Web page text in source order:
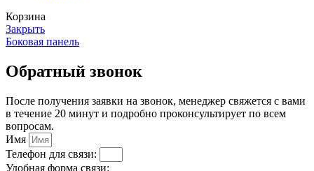
Корзина
Закрыть
Боковая панель
Обратный звонок
После получения заявки на звонок, менеджер свяжется с вами
в течение 20 минут и подробно проконсультирует по всем
вопросам.
Имя
Телефон для связи:
Удобная форма связи: